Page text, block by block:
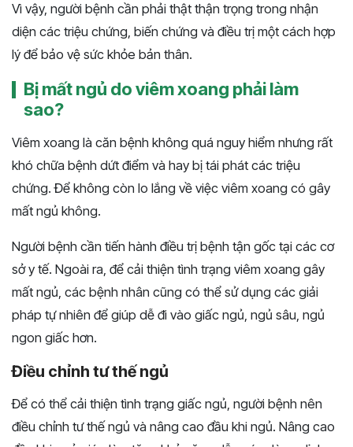
Vì vậy, người bệnh cần phải thật thận trọng trong nhận
diện các triệu chứng, biến chứng và điều trị một cách hợp
lý để bảo vệ sức khỏe bản thân.
Bị mất ngủ do viêm xoang phải làm
sao?
Viêm xoang là căn bệnh không quá nguy hiểm nhưng rất
khó chữa bệnh dứt điểm và hay bị tái phát các triệu
chứng. Để không còn lo lắng về việc viêm xoang có gây
mất ngủ không.
Người bệnh cần tiến hành điều trị bệnh tận gốc tại các cơ
sở y tế. Ngoài ra, để cải thiện tình trạng viêm xoang gây
mất ngủ, các bệnh nhân cũng có thể sử dụng các giải
pháp tự nhiên để giúp dễ đi vào giấc ngủ, ngủ sâu, ngủ
ngon giấc hơn.
Điều chỉnh tư thế ngủ
Để có thể cải thiện tình trạng giấc ngủ, người bệnh nên
điều chỉnh tư thế ngủ và nâng cao đầu khi ngủ. Nâng cao